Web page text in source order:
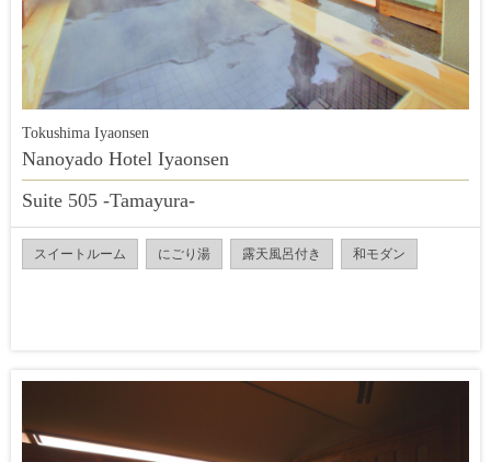
Tokushima Iyaonsen
Nanoyado Hotel Iyaonsen
Suite 505 -Tamayura-
スイートルーム にごり湯 露天風呂付き 和モダン